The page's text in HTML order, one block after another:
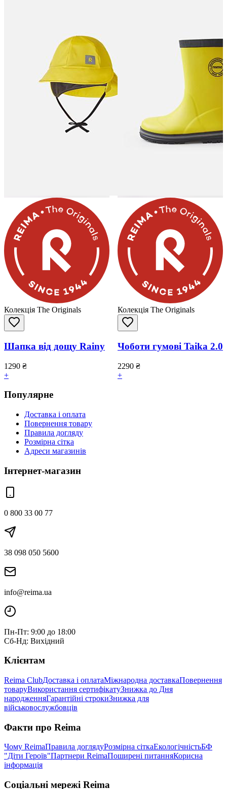
Колекція The Originals
Шапка від дощу Rainy
1290 ₴
+
Колекція The Originals
Чоботи гумові Taika 2.0
2290 ₴
+
Популярне
Доставка і оплата
Повернення товару
Правила догляду
Розмірна сітка
Адреси магазинів
Інтернет-магазин
0 800 33 00 77
38 098 050 5600
info@reima.ua
Пн-Пт: 9:00 до 18:00
Сб-Нд: Вихідний
Клієнтам
Reima ClubДоставка і оплатаМіжнародна доставкаПовернення
товаруВикористання сертифікатуЗнижка до Дня
народженняГарантійні строкиЗнижка для
військовослужбовців
Факти про Reima
Чому ReimaПравила доглядуРозмірна сіткаЕкологічністьБФ
"Діти Героїв"Партнери ReimaПоширені питанняКорисна
інформація
Соціальні мережі Reima